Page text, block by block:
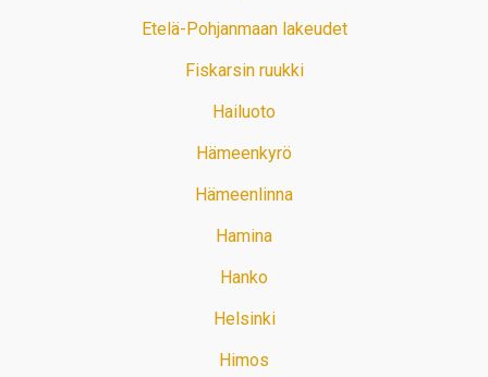
Etelä-Pohjanmaan lakeudet
Fiskarsin ruukki
Hailuoto
Hämeenkyrö
Hämeenlinna
Hamina
Hanko
Helsinki
Himos